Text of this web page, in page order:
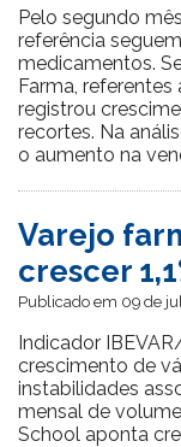
Pelo segundo
referência
medicamentos.
Farma,
registrou
recortes. Na
o aumento na
Varejo
crescer
Publicado em 09 de
Indicador
crescimento de
instabilidades
mensal de
School aponta